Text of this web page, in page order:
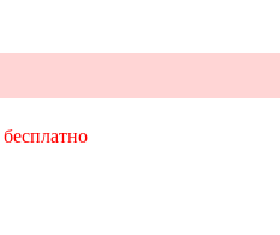
бесплатно